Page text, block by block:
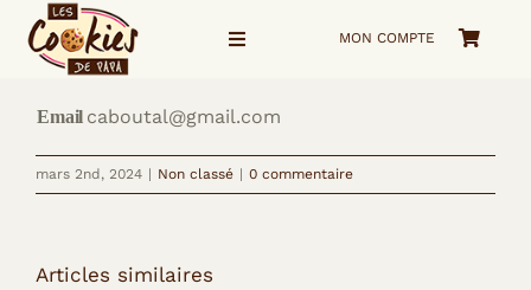
Passer
contenu
Navigation
Accueil
La Boutique
MON COMPTE
Email caboutal@gmail.com
mars 2nd, 2024 | Non classé | 0 commentaire
Articles similaires